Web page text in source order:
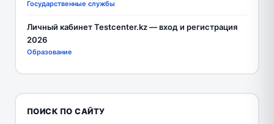
Государственные службы
Личный кабинет Testcenter.kz — вход и регистрация
2026
Образование
ПОИСК ПО САЙТУ